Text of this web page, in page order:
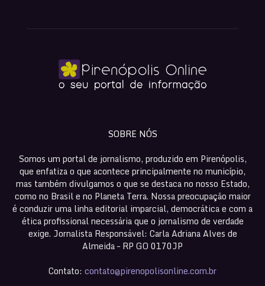
SOBRE NÓS
Somos um portal de jornalismo, produzido em Pirenópolis,
que enfatiza o que acontece principalmente no município,
mas também divulgamos o que se destaca no nosso Estado,
como no Brasil e no Planeta Terra. Nossa preocupação maior
é conduzir uma linha editorial imparcial, democrática e com a
ética profissional necessária que o jornalismo de verdade
exige. Jornalista Responsável: Carla Adriana Alves de
Almeida – RP GO 0170JP
Contato: contato@pirenopolisonline.com.br